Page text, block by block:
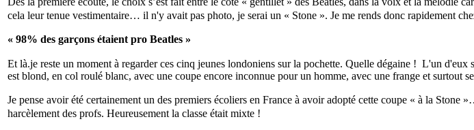
cela leur tenue vestimentaire… il n'y avait pas photo, je serai un « Stone ». Je me rends donc rapidement
« 98% des garçons étaient pro Beatles »
Et là.je reste un moment à regarder ces cinq jeunes londoniens sur la pochette. Quelle dégaine ! L'un
est blond, en col roulé blanc, avec une coupe encore inconnue pour un homme, avec une frange et surtout
Je pense avoir été certainement un des premiers écoliers en France à avoir adopté cette coupe « à la
harcèlement des profs. Heureusement la classe était mixte !